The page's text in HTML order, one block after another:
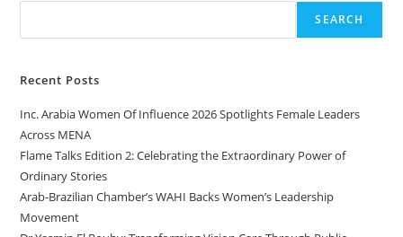
SEARCH
Recent Posts
Inc. Arabia Women Of Influence 2026 Spotlights Female Leaders
Across MENA
Flame Talks Edition 2: Celebrating the Extraordinary Power of
Ordinary Stories
Arab-Brazilian Chamber’s WAHI Backs Women’s Leadership
Movement